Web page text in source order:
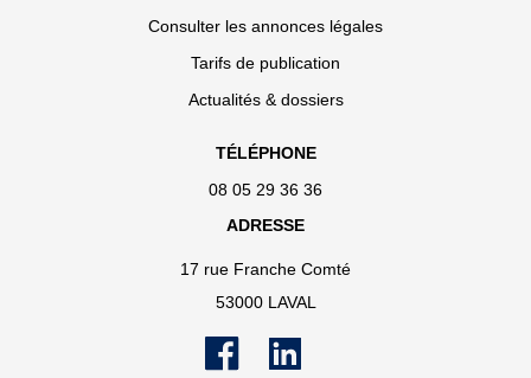
Consulter les annonces légales
Tarifs de publication
Actualités & dossiers
TÉLÉPHONE
08 05 29 36 36
ADRESSE
17 rue Franche Comté
53000 LAVAL